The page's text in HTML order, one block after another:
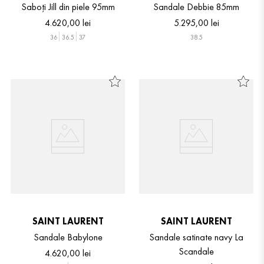
Saboți Jill din piele 95mm
4.620,00 lei
36 36.5 37
Sandale Debbie 85mm
5.295,00 lei
38.5
SAINT LAURENT
Sandale Babylone
4.620,00 lei
SAINT LAURENT
Sandale satinate navy La
Scandale